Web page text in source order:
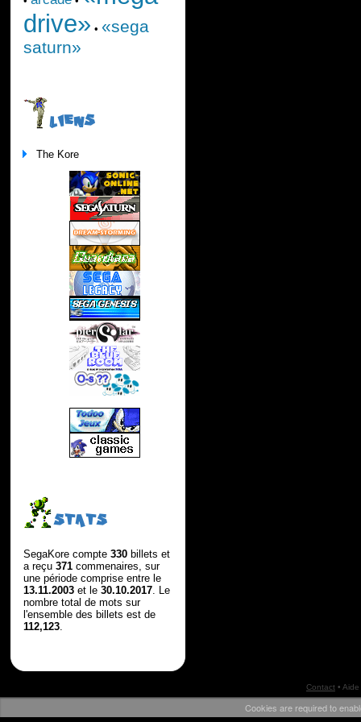
drive» • «sega
saturn»
LIENS
The Kore
STATS
SegaKore compte 330billets et
a reçu 371commenaires, sur
une période comprise entre le
13.11.2003et le 30.10.2017. Le
nombre total de mots sur
l'ensemble des billets est de
112,123.
Contact• Aide
Cookies are required to